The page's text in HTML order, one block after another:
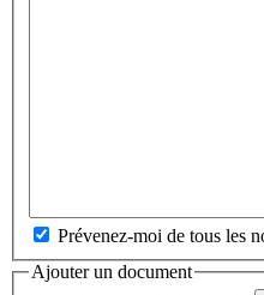
Prévenez-moi de tous les
Ajouter un document